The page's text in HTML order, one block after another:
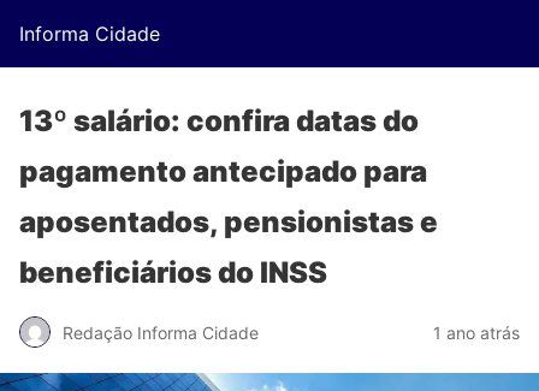
Informa Cidade
13º salário: confira datas do
pagamento antecipado para
aposentados, pensionistas e
beneficiários do INSS
Redação Informa Cidade 1 ano atrás